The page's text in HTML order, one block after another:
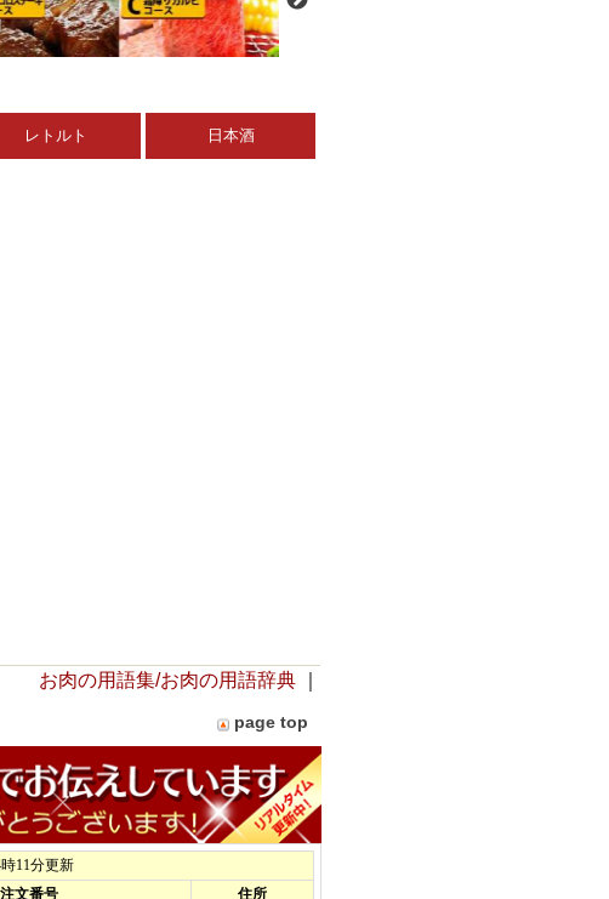
レトルト 日本酒
お肉の用語集/お肉の用語辞典
page top